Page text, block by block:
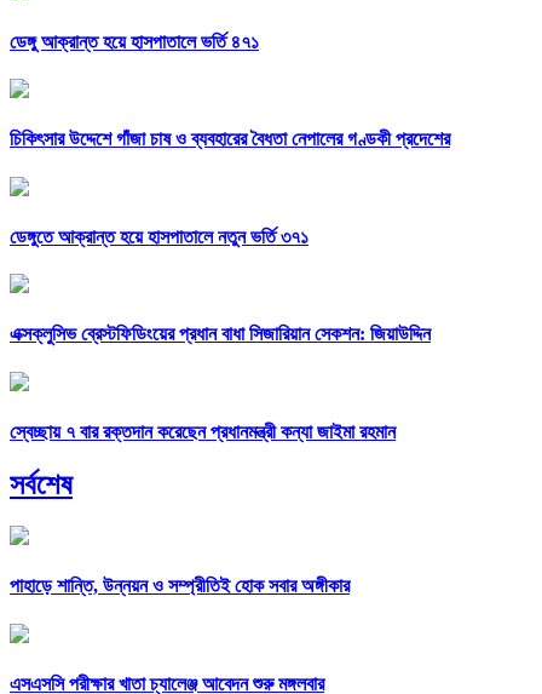
ডেঙ্গু আক্রান্ত হয়ে হাসপাতালে ভর্তি ৪৭১
চিকিৎসার উদ্দেশে গাঁজা চাষ ও ব্যবহারের বৈধতা নেপালের গণ্ডকী প্রদেশের
ডেঙ্গুতে আক্রান্ত হয়ে হাসপাতালে নতুন ভর্তি ৩৭১
এক্সক্লুসিভ ব্রেস্টফিডিংয়ের প্রধান বাধা সিজারিয়ান সেকশন: জিয়াউদ্দিন
স্বেচ্ছায় ৭ বার রক্তদান করেছেন প্রধানমন্ত্রী কন্যা জাইমা রহমান
সর্বশেষ
পাহাড়ে শান্তি, উন্নয়ন ও সম্প্রীতিই হোক সবার অঙ্গীকার
এসএসসি পরীক্ষার খাতা চ্যালেঞ্জ আবেদন শুরু মঙ্গলবার